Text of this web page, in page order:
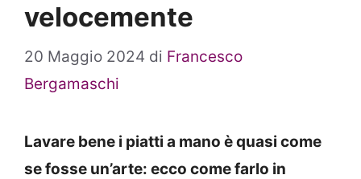
velocemente
20 Maggio 2024 di Francesco
Bergamaschi
Lavare bene i piatti a mano è quasi come
se fosse un’arte: ecco come farlo in